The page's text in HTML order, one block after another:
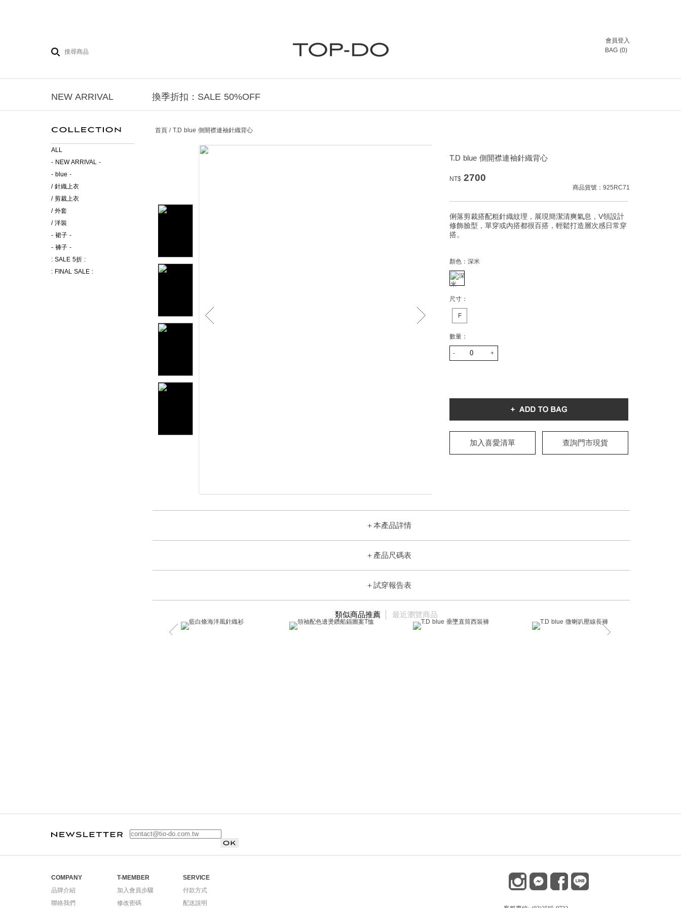
會員登入
BAG (0)
NEW ARRIVAL 換季折扣：SALE 50%OFF
ALL
- NEW ARRIVAL -
- blue -
/ 針織上衣
/ 剪裁上衣
/ 外套
/ 洋裝
- 裙子 -
- 褲子 -
: SALE 5折 :
: FINAL SALE :
首頁 / T.D blue 側開襟連袖針織背心
T.D blue 側開襟連袖針織背心
NT$ 2700
商品貨號：925RC71
俐落剪裁搭配粗針織紋理，展現簡潔清爽氣息，V領設計
修飾臉型，單穿或內搭都很百搭，輕鬆打造層次感日常穿
搭。
顏色： 深米
尺寸：
F
數量：
- +
加入喜愛清單 查詢門市現貨
＋本產品詳情
＋ 產品尺碼表
＋試穿報告表
類似商品推薦 最近瀏覽商品
COMPANY
品牌介紹
聯絡我們
T-MEMBER
加入會員步驟
修改密碼
SERVICE
付款方式
配送說明